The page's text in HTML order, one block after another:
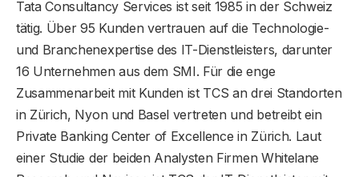
Tata Consultancy Services ist seit 1985 in der Schweiz
tätig. Über 95 Kunden vertrauen auf die Technologie-
und Branchenexpertise des IT-Dienstleisters, darunter
16 Unternehmen aus dem SMI. Für die enge
Zusammenarbeit mit Kunden ist TCS an drei Standorten
in Zürich, Nyon und Basel vertreten und betreibt ein
Private Banking Center of Excellence in Zürich. Laut
einer Studie der beiden Analysten Firmen Whitelane